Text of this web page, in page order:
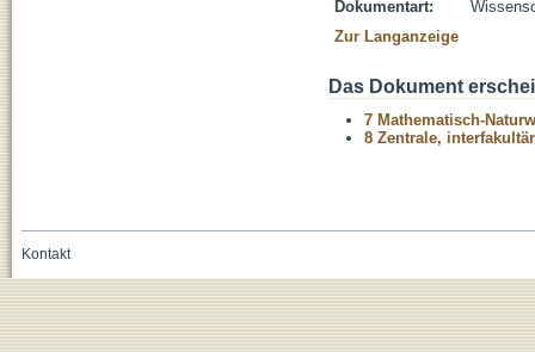
Dokumentart:
Zur Langanzeige
Das Dokument
7 Mathematisch-
8 Zentrale,
Kontakt